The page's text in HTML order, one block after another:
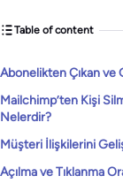
Table of content
Abonelikten Çıkan ve
Mailchimp’ten Kişi
Nelerdir?
Müşteri İlişkilerini
Açılma ve Tıklanma